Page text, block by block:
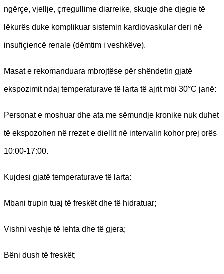
ngërçe, vjellje, çrregullime diarreike, skuqje dhe djegie të
lëkurës duke komplikuar sistemin kardiovaskular deri në
insufiçiencë renale (dëmtim i veshkëve).
Masat e rekomanduara mbrojtëse për shëndetin gjatë
ekspozimit ndaj temperaturave të larta të ajrit mbi 30°C janë:
Personat e moshuar dhe ata me sëmundje kronike nuk duhet
të ekspozohen në rrezet e diellit në intervalin kohor prej orës
10:00-17:00.
Kujdesi gjatë temperaturave të larta:
Mbani trupin tuaj të freskët dhe të hidratuar;
Vishni veshje të lehta dhe të gjera;
Bëni dush të freskët;